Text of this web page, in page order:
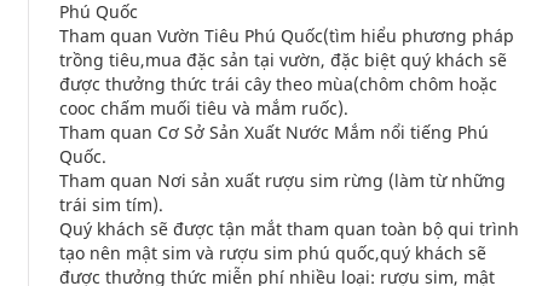
Phú Quốc
Tham quan Vườn Tiêu Phú Quốc(tìm hiểu phương pháp
trồng tiêu,mua đặc sản tại vườn, đặc biệt quý khách sẽ
được thưởng thức trái cây theo mùa(chôm chôm hoặc
cooc chấm muối tiêu và mắm ruốc).
Tham quan Cơ Sở Sản Xuất Nước Mắm nổi tiếng Phú
Quốc.
Tham quan Nơi sản xuất rượu sim rừng (làm từ những
trái sim tím).
Quý khách sẽ được tận mắt tham quan toàn bộ qui trình
tạo nên mật sim và rượu sim phú quốc,quý khách sẽ
được thưởng thức miễn phí nhiều loại: rượu sim, mật